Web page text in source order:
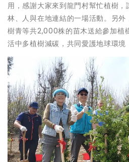
用，感謝大家來到龍門村幫忙植樹
林、人與在地連結的一場活動。另
樹青等共2,000株的苗木送給參加植
活中多植樹減碳，共同愛護地球環境